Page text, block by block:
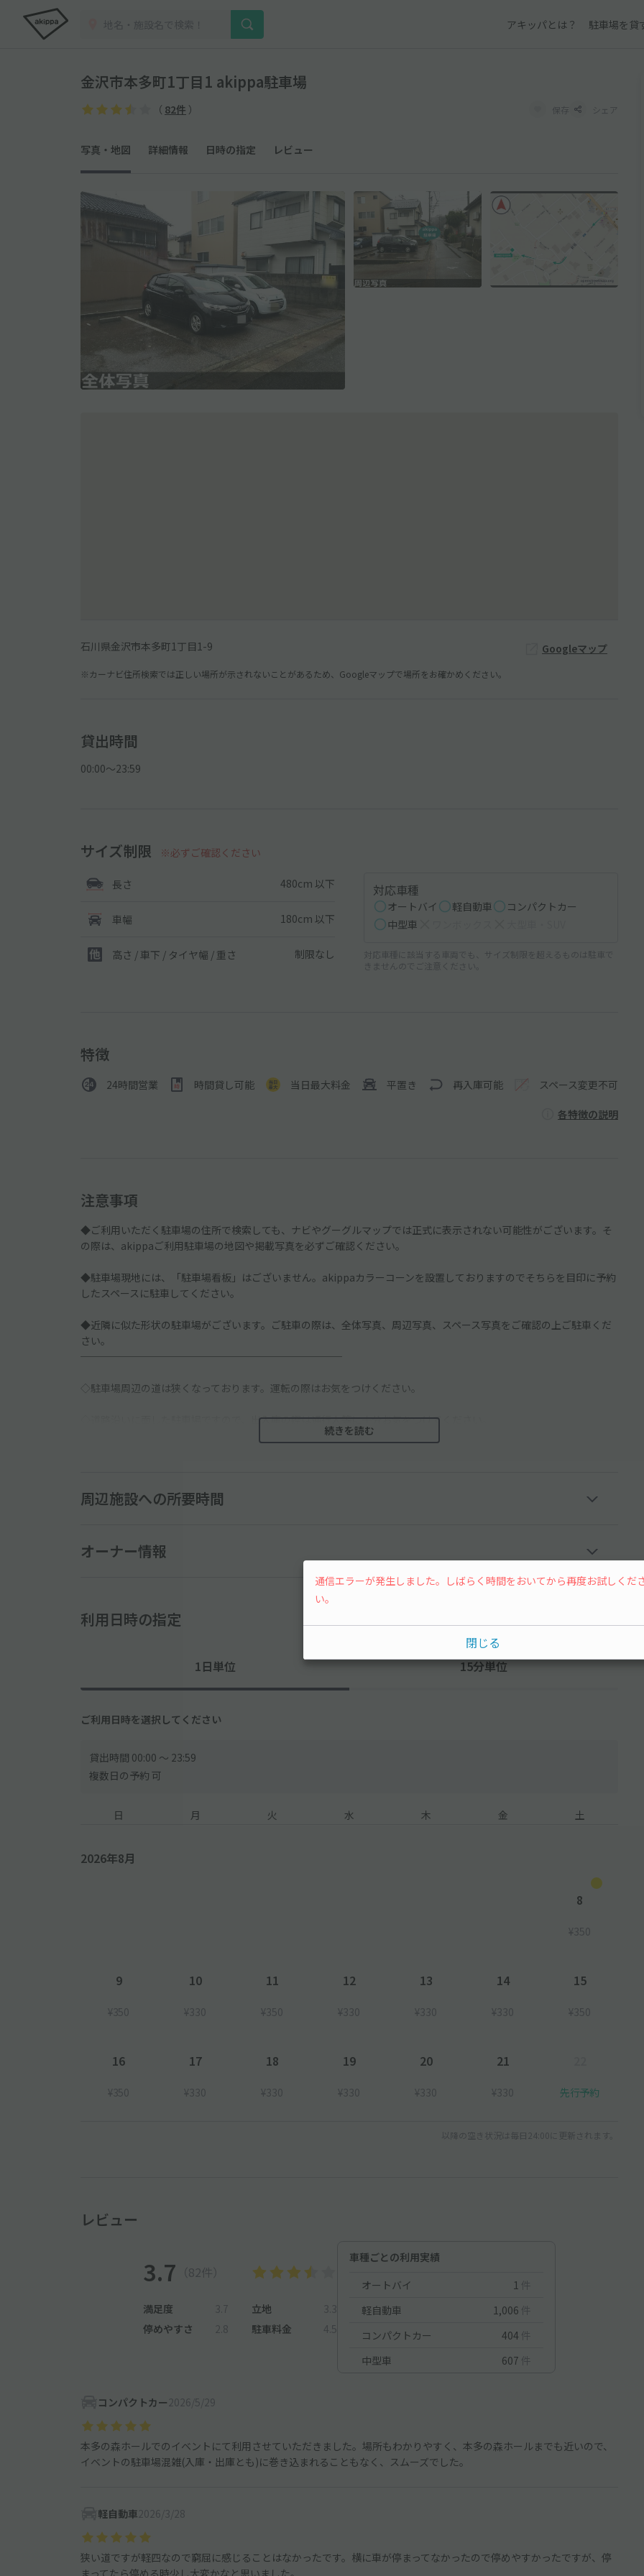
アキッパとは？ 駐車場を貸
金沢市本多町1丁目1 akippa駐車場
（ 82件 ） 保存 シェア
写真・地図 詳細情報 日時の指定 レビュー
石川県金沢市本多町1丁目1-9 Googleマップ
※カーナビ住所検索では正しい場所が示されないことがあるため、Googleマップで場所をお確かめください。
貸出時間
00:00〜23:59
サイズ制限 ※必ずご確認ください
長さ 480cm 以下
車幅 180cm 以下
高さ / 車下 / タイヤ幅 / 重さ 制限なし
対応車種
オートバイ 軽自動車
コンパクトカー
中型車
対応車種に該当する車両でも、サイズ制限を超えるものは駐車で
きませんのでご注意ください。
特徴
24時間営業 時間貸し可能 当日最大料金 平置き 再入庫可能 スペース変更不可
各特徴の説明
注意事項
◆ご利用いただく駐車場の住所で検索しても、ナビやグーグルマップでは正式に表示されない可能性がございます。そ
の際は、akippaご利用駐車場の地図や掲載写真を必ずご確認ください。
◆駐車場現地には、「駐車場看板」はございません。akippaカラーコーンを設置しておりますのでそちらを目印に予約
したスペースに駐車してください。
◆近隣に似た形状の駐車場がございます。ご駐車の際は、全体写真、周辺写真、スペース写真をご確認の上ご駐車くだ
さい。
──────────────────────────
◇駐車場周辺の道は狭くなっております。運転の際はお気をつけください。
◇道路沿いに面した駐車場ですので、出入庫の際は通行人等に十分お気をつけてください。
続きを読む
周辺施設への所要時間
オーナー情報
利用日時の指定
1日単位 15分単位
ご利用日時を選択してください
貸出時間 00:00 〜 23:59
複数日の予約 可
日 月 火 水 木 金 土
2026年8月
8
¥350
9
¥350
10
¥330
11
¥350
12
¥330
13
¥330
14
¥330
15
¥350
16
¥350
17
¥330
18
¥330
19
¥330
20
¥330
21
¥330 先行予約
以降の空き状況は毎日24:00に更新されます。
レビュー
3.7 （82件）
満足度 3.7 立地
3.3
停めやすさ
2.8 駐車料金 4.5
車種ごとの利用実績
オートバイ
1 件
軽自動車
1,006 件
コンパクトカー
404 件
中型車
607 件
コンパクトカー 2026/5/29
本多の森ホールでのイベントにて利用させていただきました。場所もわかりやすく、本多の森ホールまでも近いので、
イベントの駐車場混雑(入庫・出庫とも)に巻き込まれることもなく、スムーズでした。
軽自動車2026/3/28
狭い道ですが軽四なので窮屈に感じることはなかったです。横に車が停まってなかったので停めやすかったですが、停
まってたら停める時少し大変かなと思いました。
通信エラーが発生しました。しばらく時間をおいてから再度お試しくだ
い。
閉じる